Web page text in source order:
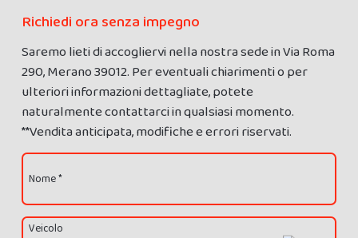
Richiedi ora senza impegno
Saremo lieti di accogliervi nella nostra sede in Via Roma
290, Merano 39012. Per eventuali chiarimenti o per
ulteriori informazioni dettagliate, potete
naturalmente contattarci in qualsiasi momento.
**Vendita anticipata, modifiche e errori riservati.
Nome *
Veicolo